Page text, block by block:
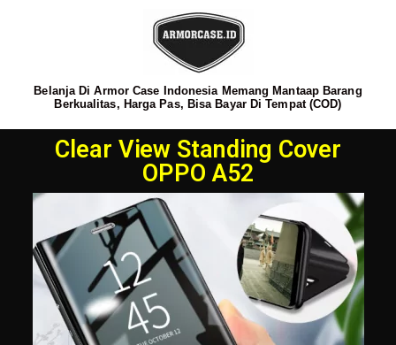
Belanja Di Armor Case Indonesia Memang Mantaap Barang
Berkualitas, Harga Pas, Bisa Bayar Di Tempat (COD)
Clear View Standing Cover
OPPO A52